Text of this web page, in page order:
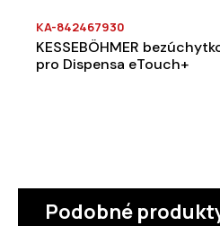
KA-842467930
KESSEBÖHMER
pro Dispensa eTouch+
Podobné